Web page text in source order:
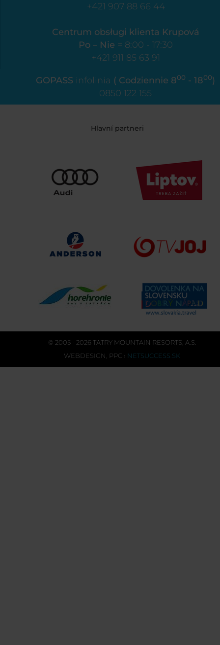
+421 907 88 66 44
Centrum obsługi klienta Krupová
Po – Nie = 8:00 - 17:30
+421 911 85 63 91
GOPASS infolinia ( Codziennie 800 - 1800)
0850 122 155
Hlavní partneri
© 2005 - 2026 TATRY MOUNTAIN RESORTS, A.S.
WEBDESIGN PPC › NETSUCCESS.SK